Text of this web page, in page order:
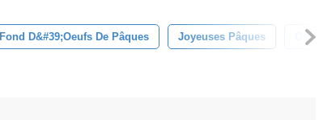
Fond D&#39;oeufs De Pâques Joyeuses Pâques Oeufs